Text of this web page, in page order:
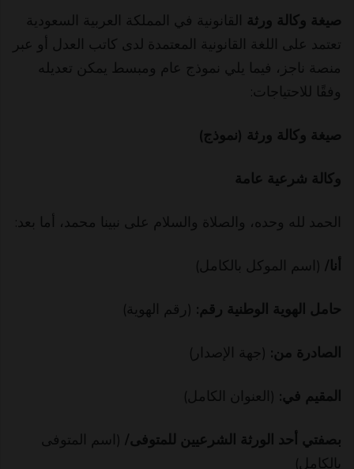
صيغة وكالة ورثة القانونية في المملكة العربية السعودية
تعتمد على اللغة القانونية المعتمدة لدى كاتب العدل أو عبر
منصة ناجز، فيما يلي نموذج عام ومبسط يمكن تعديله
وفقًا للاحتياجات:
صيغة وكالة ورثة (نموذج)
وكالة شرعية عامة
الحمد لله وحده، والصلاة والسلام على نبينا محمد، أما بعد:
أنا/ (اسم الموكل بالكامل)
حامل الهوية الوطنية رقم: (رقم الهوية)
الصادرة من: (جهة الإصدار)
المقيم في: (العنوان الكامل)
بصفتي أحد الورثة الشرعيين للمتوفى/ (اسم المتوفى
بالكامل)